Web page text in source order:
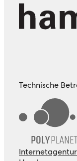
Technische
Internetagentur